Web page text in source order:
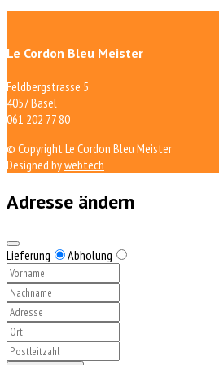
Le Cordon Bleu Meister
Feldbergstrasse 5
4057 Basel
061 202 77 80
© Copyright Le Cordon Bleu Meister
Designed bywebtech
Adresse ändern
Lieferung Abholung